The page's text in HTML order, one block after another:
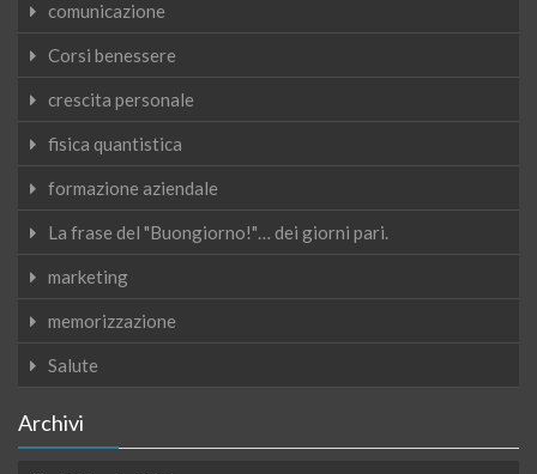
comunicazione
Corsi benessere
crescita personale
fisica quantistica
formazione aziendale
La frase del "Buongiorno!"… dei giorni pari.
marketing
memorizzazione
Salute
Archivi